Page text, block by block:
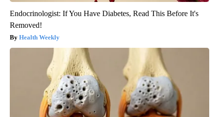
Endocrinologist: If You Have Diabetes, Read This Before It's
Removed!
Health Weekly